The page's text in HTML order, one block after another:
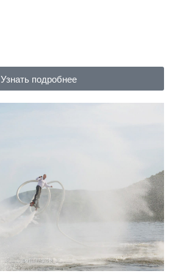
Узнать подробнее